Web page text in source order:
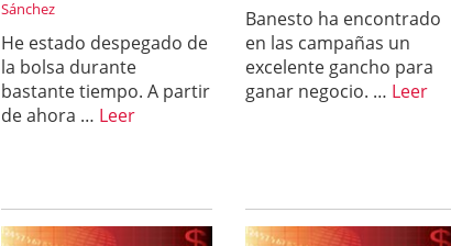
Sánchez
He estado despegado de
la bolsa durante
bastante tiempo. A partir
de ahora … Leer
Banesto ha encontrado
en las campañas un
excelente gancho para
ganar negocio. … Leer